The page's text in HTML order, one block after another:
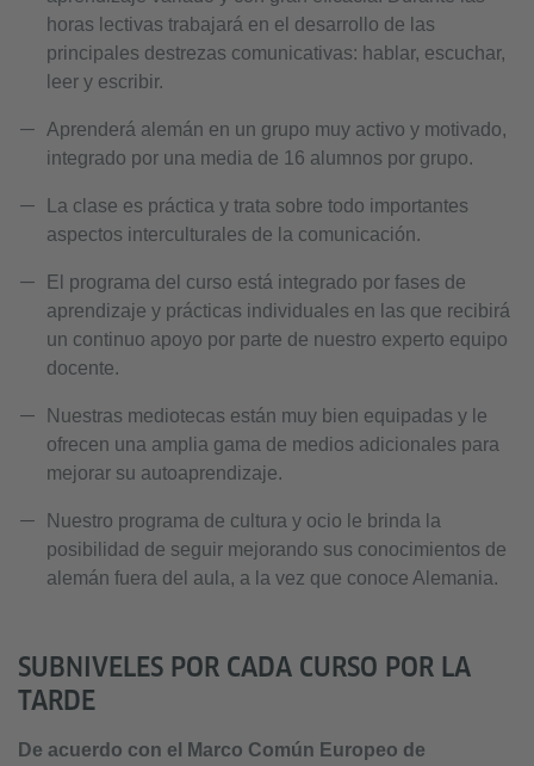
horas lectivas trabajará en el desarrollo de las
principales destrezas comunicativas: hablar, escuchar,
leer y escribir.
Aprenderá alemán en un grupo muy activo y motivado,
integrado por una media de 16 alumnos por grupo.
La clase es práctica y trata sobre todo importantes
aspectos interculturales de la comunicación.
El programa del curso está integrado por fases de
aprendizaje y prácticas individuales en las que recibirá
un continuo apoyo por parte de nuestro experto equipo
docente.
Nuestras mediotecas están muy bien equipadas y le
ofrecen una amplia gama de medios adicionales para
mejorar su autoaprendizaje.
Nuestro programa de cultura y ocio le brinda la
posibilidad de seguir mejorando sus conocimientos de
alemán fuera del aula, a la vez que conoce Alemania.
SUBNIVELES POR CADA CURSO POR LA
TARDE
De acuerdo con el Marco Común Europeo de